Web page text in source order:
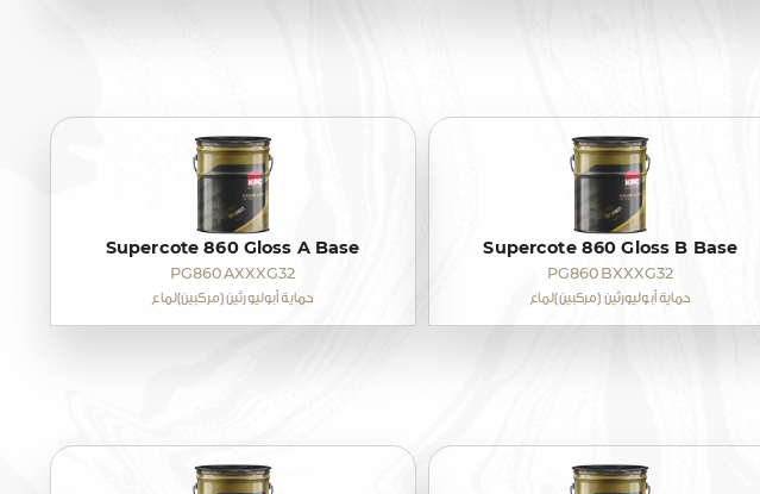
Supercote 860 Gloss A Base
PG860AXXXG32
حماية أبوليورثين (مركبين)لماع
Supercote 860 Gloss B Base
PG860BXXXG32
حماية أبوليورثين (مركبين)لماع